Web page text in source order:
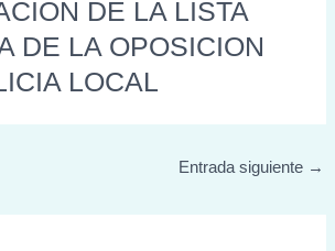
DE LA LISTA
DE LA OPOSICION
LOCAL
Entrada siguiente →